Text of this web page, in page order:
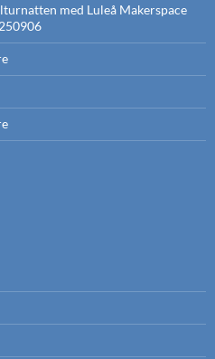
med Luleå Makerspace